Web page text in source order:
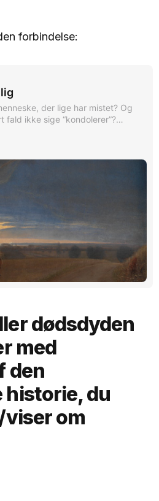
forbindelse:
der lige har mistet? Og
fald ikke sige “kondolerer”?
Vi har spurgt digter,
dødsdyden
med
den
historie, du
om